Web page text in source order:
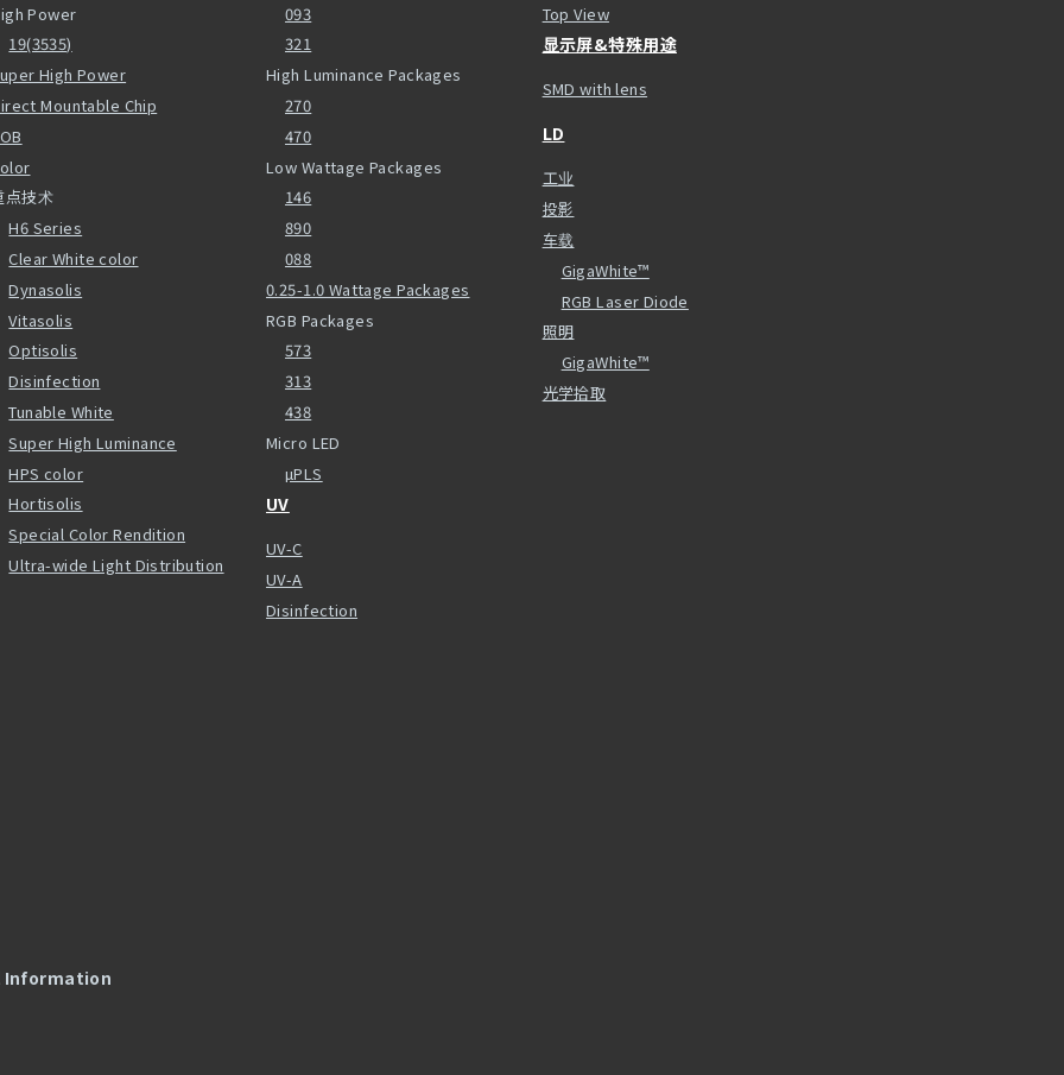
Power
19(3535)
High Power
Mountable Chip
点技术
H6 Series
Clear White color
Dynasolis
Vitasolis
Optisolis
Disinfection
Tunable White
Super High Luminance
HPS color
Hortisolis
Special Color Rendition
Ultra-wide Light Distribution
093
321
High Luminance Packages
270
470
Low Wattage Packages
146
890
088
0.25-1.0 Wattage Packages
RGB Packages
573
313
438
Micro LED
µPLS
UV
UV-C
UV-A
Disinfection
Top View
显示屏&特殊用途
SMD with lens
LD
工业
投影
车载
GigaWhite™
RGB Laser Diode
照明
GigaWhite™
光学拾取
Information